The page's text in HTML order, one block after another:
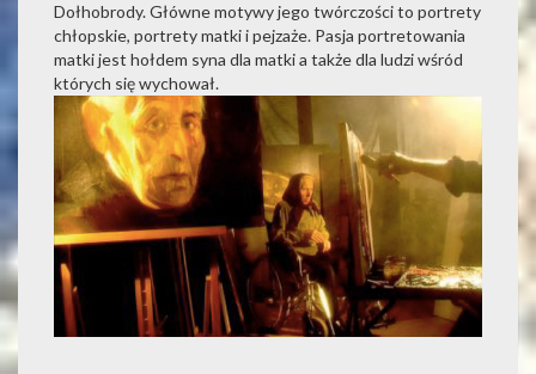
Dołhobrody. Główne motywy jego twórczości to portrety
chłopskie, portrety matki i pejzaże. Pasja portretowania
matki jest hołdem syna dla matki a także dla ludzi wśród
których się wychował.